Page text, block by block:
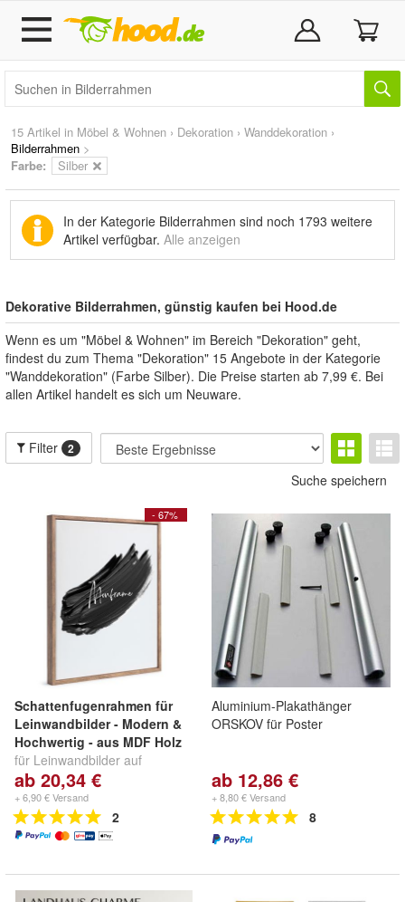
15 Artikel in Möbel & Wohnen › Dekoration › Wanddekoration ›
Bilderrahmen >
Farbe:
Silber
In der Kategorie Bilderrahmen sind noch 1793 weitere
Artikel verfügbar. Alle anzeigen
Dekorative Bilderrahmen, günstig kaufen bei Hood.de
Wenn es um "Möbel & Wohnen" im Bereich "Dekoration" geht,
findest du zum Thema "Dekoration" 15 Angebote in der Kategorie
"Wanddekoration" (Farbe Silber). Die Preise starten ab 7,99 €. Bei
allen Artikel handelt es sich um Neuware.
Filter 2
Suche speichern
- 67%
Schattenfugenrahmen für
Leinwandbilder - Modern &
Hochwertig - aus MDF Holz
für Leinwandbilder auf
Keilrahmen - Leerrahmen
ohne Glas und Rückwand
ab 20,34 €
+ 6,90 € Versand
2
Aluminium-Plakathänger
ORSKOV für Poster
ab 12,86 €
+ 8,80 € Versand
8